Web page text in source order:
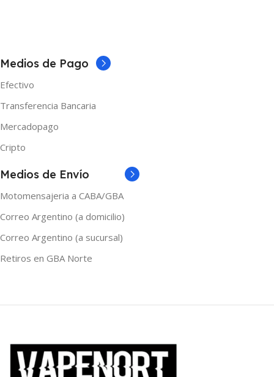
COLOR
Black,Transparent Black
MARCAS
Medios de Pago
Efectivo
Transferencia Bancaria
Mercadopago
Cripto
Medios de Envío
Motomensajeria a CABA/GBA
Correo Argentino (a domicilio)
Correo Argentino (a sucursal)
Retiros en GBA Norte